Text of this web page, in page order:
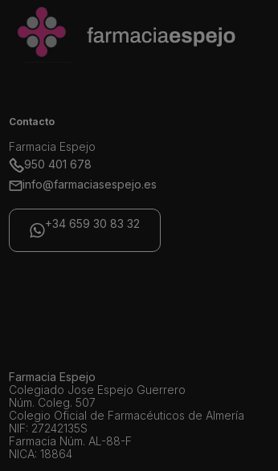
Contacto
Farmacia Espejo
950 401 678
info@farmaciasespejo.es
+34 659 30 83 32
Farmacia Espejo
Colegiado Jose Espejo Guerrero
Núm. Coleg. 507
Colegio Oficial de Farmacéuticos de Almería
NIF: 27242135S
Farmacia Núm. AL-88-F
NICA: 18864